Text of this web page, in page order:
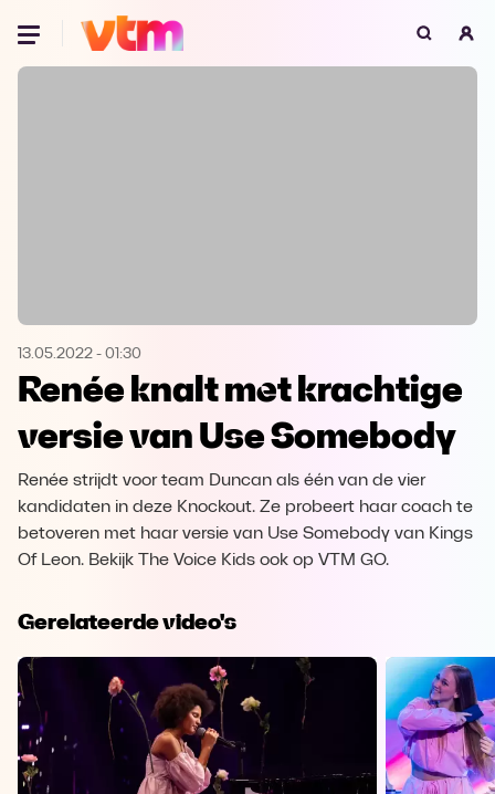
Oeps, browser niet ondersteund
Microsoft Edge Download
Opera Download
13.05.2022 - 01:30
Renée knalt met krachtige
versie van Use Somebody
Renée strijdt voor team Duncan als één van de vier
kandidaten in deze Knockout. Ze probeert haar coach te
betoveren met haar versie van Use Somebody van Kings
Of Leon. Bekijk The Voice Kids ook op VTM GO.
Gerelateerde video's